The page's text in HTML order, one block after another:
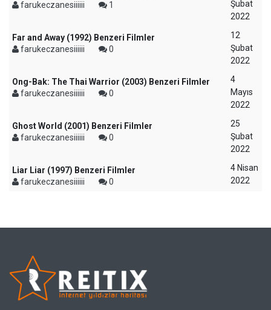
farukeczanesiiiiii
1
Şubat
2022
Far and Away (1992) Benzeri Filmler
farukeczanesiiiiii
0
12
Şubat
2022
Ong-Bak: The Thai Warrior (2003) Benzeri Filmler
farukeczanesiiiiii
0
4
Mayıs
2022
Ghost World (2001) Benzeri Filmler
farukeczanesiiiiii
0
25
Şubat
2022
Liar Liar (1997) Benzeri Filmler
farukeczanesiiiiii
0
4 Nisan
2022